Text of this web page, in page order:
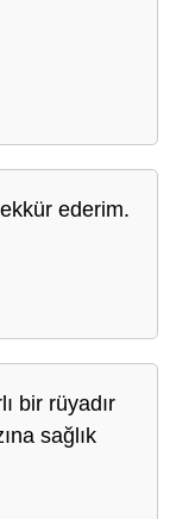
ederim.
bir rüyadır
sağlık